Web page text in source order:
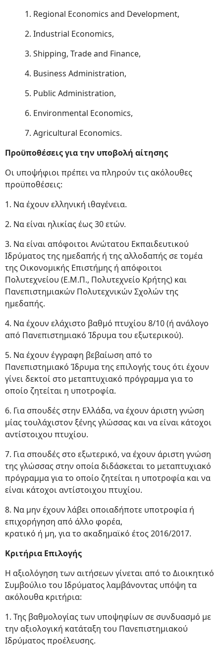
1. Regional Economics and Development,
2. Industrial Economics,
3. Shipping, Trade and Finance,
4. Business Administration,
5. Public Administration,
6. Environmental Economics,
7. Agricultural Economics.
Προϋποθέσεις για την υποβολή αίτησης
Οι υποψήφιοι πρέπει να πληρούν τις ακόλουθες
προϋποθέσεις:
1. Να έχουν ελληνική ιθαγένεια.
2. Να είναι ηλικίας έως 30 ετών.
3. Να είναι απόφοιτοι Ανώτατου Εκπαιδευτικού
Ιδρύματος της ημεδαπής ή της αλλοδαπής σε τομέα
της Οικονομικής Επιστήμης ή απόφοιτοι
Πολυτεχνείου (Ε.Μ.Π., Πολυτεχνείο Κρήτης) και
Πανεπιστημιακών Πολυτεχνικών Σχολών της
ημεδαπής.
4. Να έχουν ελάχιστο βαθμό πτυχίου 8/10 (ή ανάλογο
από Πανεπιστημιακό Ίδρυμα του εξωτερικού).
5. Να έχουν έγγραφη βεβαίωση από το
Πανεπιστημιακό Ίδρυμα της επιλογής τους ότι έχουν
γίνει δεκτοί στο μεταπτυχιακό πρόγραμμα για το
οποίο ζητείται η υποτροφία.
6. Για σπουδές στην Ελλάδα, να έχουν άριστη γνώση
μίας τουλάχιστον ξένης γλώσσας και να είναι κάτοχοι
αντίστοιχου πτυχίου.
7. Για σπουδές στο εξωτερικό, να έχουν άριστη γνώση
της γλώσσας στην οποία διδάσκεται το μεταπτυχιακό
πρόγραμμα για το οποίο ζητείται η υποτροφία και να
είναι κάτοχοι αντίστοιχου πτυχίου.
8. Να μην έχουν λάβει οποιαδήποτε υποτροφία ή
επιχορήγηση από άλλο φορέα,
κρατικό ή μη, για το ακαδημαϊκό έτος 2016/2017.
Κριτήρια Επιλογής
Η αξιολόγηση των αιτήσεων γίνεται από το Διοικητικό
Συμβούλιο του Ιδρύματος λαμβάνοντας υπόψη τα
ακόλουθα κριτήρια:
1. Της βαθμολογίας των υποψηφίων σε συνδυασμό με
την αξιολογική κατάταξη του Πανεπιστημιακού
Ιδρύματος προέλευσης.